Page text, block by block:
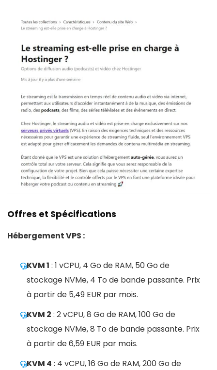
Offres et Spécifications
Hébergement VPS :
KVM 1 : 1 vCPU, 4 Go de RAM, 50 Go de
stockage NVMe, 4 To de bande passante. Prix
à partir de 5,49 EUR par mois.
KVM 2 : 2 vCPU, 8 Go de RAM, 100 Go de
stockage NVMe, 8 To de bande passante. Prix
à partir de 6,59 EUR par mois.
KVM 4 : 4 vCPU, 16 Go de RAM, 200 Go de